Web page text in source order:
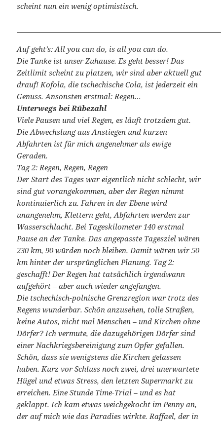
scheint nun ein wenig optimistisch.
Auf geht’s: All you can do, is all you can do.
Die Tanke ist unser Zuhause. Es geht besser! Das
Zeitlimit scheint zu platzen, wir sind aber aktuell gut
drauf! Kofola, die tschechische Cola, ist jederzeit ein
Genuss. Ansonsten erstmal: Regen…
Unterwegs bei Rübezahl
Viele Pausen und viel Regen, es läuft trotzdem gut.
Die Abwechslung aus Anstiegen und kurzen
Abfahrten ist für mich angenehmer als ewige
Geraden.
Tag 2: Regen, Regen, Regen
Der Start des Tages war eigentlich nicht schlecht, wir
sind gut vorangekommen, aber der Regen nimmt
kontinuierlich zu. Fahren in der Ebene wird
unangenehm, Klettern geht, Abfahrten werden zur
Wasserschlacht. Bei Tageskilometer 140 erstmal
Pause an der Tanke. Das angepasste Tagesziel wären
230 km, 90 würden noch bleiben. Damit wären wir 50
km hinter der ursprünglichen Planung. Tag 2:
geschafft! Der Regen hat tatsächlich irgendwann
aufgehört – aber auch wieder angefangen.
Die tschechisch-polnische Grenzregion war trotz des
Regens wunderbar. Schön anzusehen, tolle Straßen,
keine Autos, nicht mal Menschen – und Kirchen ohne
Dörfer? Ich vermute, die dazugehörigen Dörfer sind
einer Nachkriegsbereinigung zum Opfer gefallen.
Schön, dass sie wenigstens die Kirchen gelassen
haben. Kurz vor Schluss noch zwei, drei unerwartete
Hügel und etwas Stress, den letzten Supermarkt zu
erreichen. Eine Stunde Time-Trial – und es hat
geklappt. Ich kam etwas weichgekocht im Penny an,
der auf mich wie das Paradies wirkte. Raffael, der in